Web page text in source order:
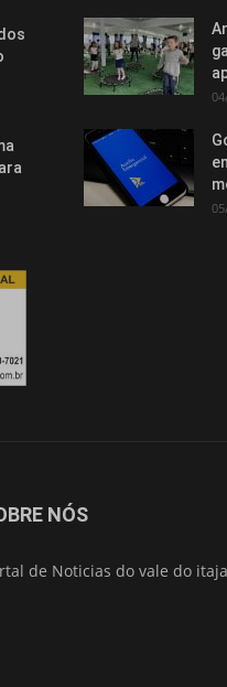
NÓS
de Noticias do vale do